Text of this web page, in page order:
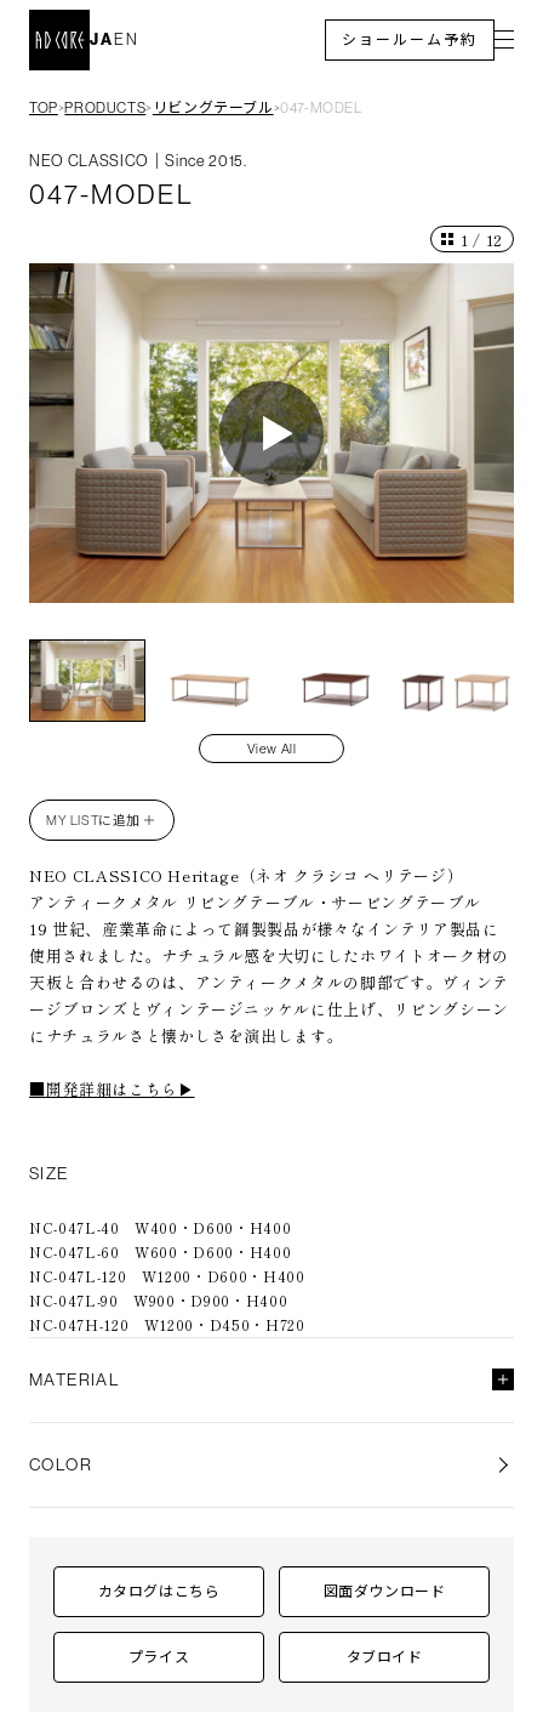
EN
JA ショールーム予約
TOP＞PRODUCTS＞ リビングテーブル ＞047-MODEL
NEO CLASSICO｜Since 2015.
047-MODEL
1 / 12
View All
MY LISTに追加 ＋
NEO CLASSICO Heritage（ネオ クラシコ ヘリテージ）
アンティークメタル リビングテーブル・サービングテーブル
19 世紀、産業革命によって鋼製製品が様々なインテリア製品に
使用されました。ナチュラル感を大切にしたホワイトオーク材の
天板と合わせるのは、アンティークメタルの脚部です。ヴィンテ
ージブロンズとヴィンテージニッケルに仕上げ、リビングシーン
にナチュラルさと懐かしさを演出します。
■開発詳細はこちら▶
SIZE
NC-047L-40 W400・D600・H400
NC-047L-60 W600・D600・H400
NC-047L-120 W1200・D600・H400
NC-047L-90 W900・D900・H400
NC-047H-120 W1200・D450・H720
MATERIAL
うずくり加工
ポリウレタン塗装 + 抗菌トップコート
脚部仕上げ アンティーク仕上げ（B:ヴィンテージブロンズ、N:ヴィン
テージニッケル）
COLOR
カタログはこちら 図面ダウンロード
プライス タブロイド